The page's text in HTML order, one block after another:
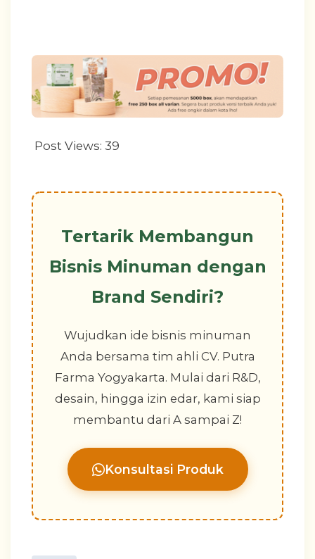
Post Views: 39
Tertarik Membangun
Bisnis Minuman dengan
Brand Sendiri?
Wujudkan ide bisnis minuman
Anda bersama tim ahli CV. Putra
Farma Yogyakarta. Mulai dari R&D,
desain, hingga izin edar, kami siap
membantu dari A sampai Z!
Konsultasi Produk